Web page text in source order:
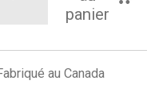
panier
au Canada